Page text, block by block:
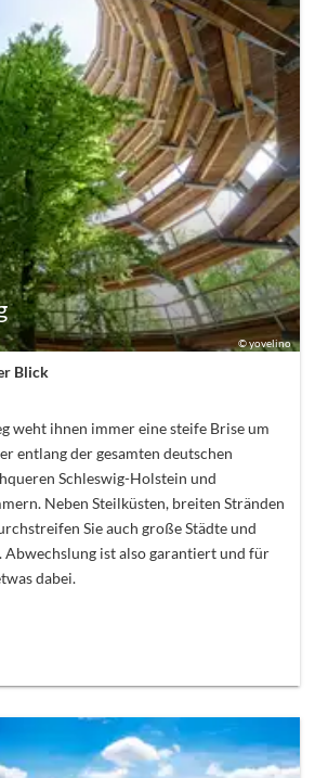
©yovelino
Blick
weht ihnen immer eine steife Brise um
entlang der gesamten deutschen
Schleswig-Holstein und
Neben Steilküsten, breiten Stränden
Sie auch große Städte und
Abwechslung ist also garantiert und für
dabei.